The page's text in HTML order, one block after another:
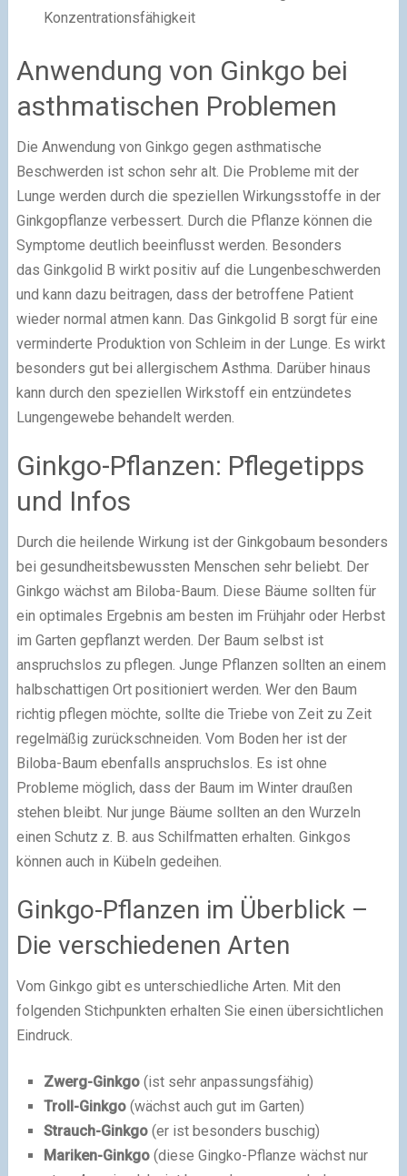
Konzentrationsfähigkeit
Anwendung von Ginkgo bei
asthmatischen Problemen
Die Anwendung von Ginkgo gegen asthmatische
Beschwerden ist schon sehr alt. Die Probleme mit der
Lunge werden durch die speziellen Wirkungsstoffe in der
Ginkgopflanze verbessert. Durch die Pflanze können die
Symptome deutlich beeinflusst werden. Besonders
das Ginkgolid B wirkt positiv auf die Lungenbeschwerden
und kann dazu beitragen, dass der betroffene Patient
wieder normal atmen kann. Das Ginkgolid B sorgt für eine
verminderte Produktion von Schleim in der Lunge. Es wirkt
besonders gut bei allergischem Asthma. Darüber hinaus
kann durch den speziellen Wirkstoff ein entzündetes
Lungengewebe behandelt werden.
Ginkgo-Pflanzen: Pflegetipps
und Infos
Durch die heilende Wirkung ist der Ginkgobaum besonders
bei gesundheitsbewussten Menschen sehr beliebt. Der
Ginkgo wächst am Biloba-Baum. Diese Bäume sollten für
ein optimales Ergebnis am besten im Frühjahr oder Herbst
im Garten gepflanzt werden. Der Baum selbst ist
anspruchslos zu pflegen. Junge Pflanzen sollten an einem
halbschattigen Ort positioniert werden. Wer den Baum
richtig pflegen möchte, sollte die Triebe von Zeit zu Zeit
regelmäßig zurückschneiden. Vom Boden her ist der
Biloba-Baum ebenfalls anspruchslos. Es ist ohne
Probleme möglich, dass der Baum im Winter draußen
stehen bleibt. Nur junge Bäume sollten an den Wurzeln
einen Schutz z. B. aus Schilfmatten erhalten. Ginkgos
können auch in Kübeln gedeihen.
Ginkgo-Pflanzen im Überblick –
Die verschiedenen Arten
Vom Ginkgo gibt es unterschiedliche Arten. Mit den
folgenden Stichpunkten erhalten Sie einen übersichtlichen
Eindruck.
Zwerg-Ginkgo(ist sehr anpassungsfähig)
Troll-Ginkgo(wächst auch gut im Garten)
Strauch-Ginkgo(er ist besonders buschig)
Mariken-Ginkgo(diese Gingko-Pflanze wächst nur